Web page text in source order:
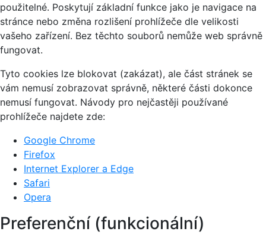
použitelné. Poskytují základní funkce jako je navigace na
stránce nebo změna rozlišení prohlížeče dle velikosti
vašeho zařízení. Bez těchto souborů nemůže web správně
fungovat.
Tyto cookies lze blokovat (zakázat), ale část stránek se
vám nemusí zobrazovat správně, některé části dokonce
nemusí fungovat. Návody pro nejčastěji používané
prohlížeče najdete zde:
Google Chrome
Firefox
Internet Explorer a Edge
Safari
Opera
Preferenční (funkcionální)